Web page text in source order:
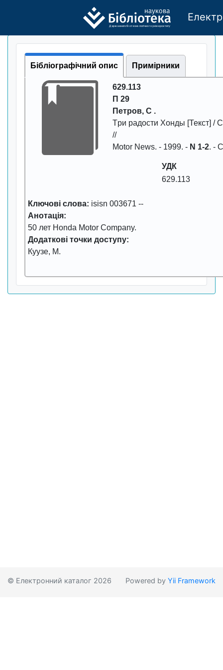
Державного бі отехно логічно го універси тету
Бібліографічний опис Примірники
629.113
П 29
Петpов, С .
Тpи pадости Хонды [Текст] /
//
Motor News. - 1999. - N 1-2. -
УДК
629.113
Ключові слова: isisn 003671 --
Анотація:
50 лет Honda Motor Company.
Додаткові точки доступу:
Куузе, М.
© Електронний каталог 2026 Powered by Yii Framework